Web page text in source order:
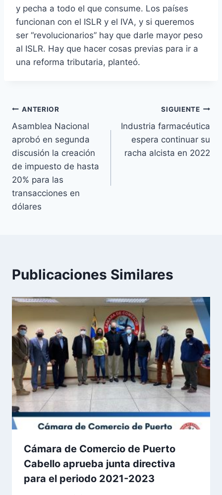
y pecha a todo el que consume. Los países
funcionan con el ISLR y el IVA, y si queremos
ser “revolucionarios” hay que darle mayor peso
al ISLR. Hay que hacer cosas previas para ir a
una reforma tributaria, planteó.
Navegación
de
entradas
ANTERIOR
Asamblea Nacional
aprobó en segunda
discusión la creación
de impuesto de hasta
20% para las
transacciones en
dólares
SIGUIENTE
Industria farmacéutica
espera continuar su
racha alcista en 2022
Publicaciones Similares
Cámara de Comercio de Puerto
Cabello aprueba junta directiva
para el periodo 2021-2023